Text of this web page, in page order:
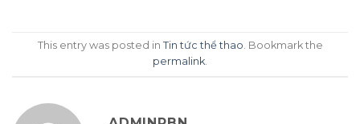
This entry was posted in Tin tức thể thao. Bookmark the
permalink.